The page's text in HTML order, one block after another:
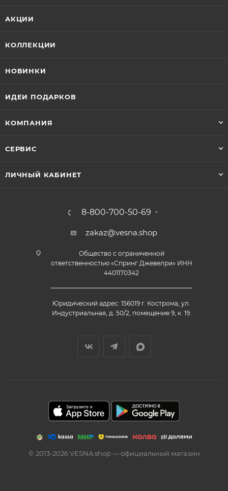
АКЦИИ
КОЛЛЕКЦИИ
НОВИНКИ
ИДЕИ ПОДАРКОВ
КОМПАНИЯ
СЕРВИС
ЛИЧНЫЙ КАБИНЕТ
8-800-700-50-69
zakaz@vesna.shop
Общество с ограниченной
ответственностью «Спринг Джевелри» ИНН
4401170342
Юридический адрес: 156019 г. Кострома, ул.
Индустриальная, д. 50/2, помещение 9, к. 19.
© 2013-2026 VESNA.shop — официальный магазин